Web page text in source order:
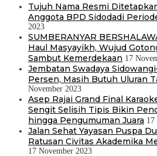
Tujuh Nama Resmi
Anggota BPD Sidodadi
2023
SUMBERANYAR
Haul Masyayikh, Wujud
Sambut Kemerdekaan 17
Jembatan Swadaya
Persen, Masih Butuh Uluran
November 2023
Asep Rajai Grand Final
Sengit Selisih Tipis Bikin
hingga Pengumuman Juara 17
Jalan Sehat Yayasan Puspa
Ratusan Civitas Akademika
17 November 2023